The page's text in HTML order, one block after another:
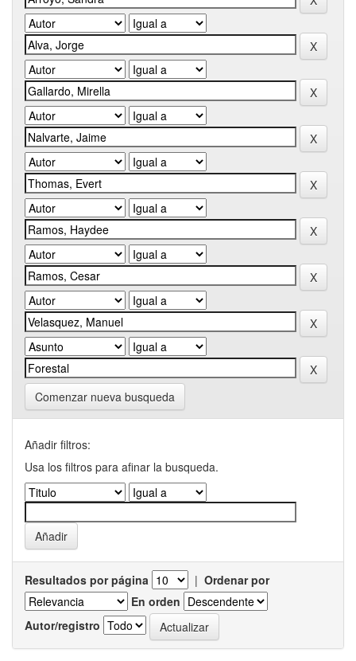
Comenzar nueva busqueda
Añadir filtros:
Usa los filtros para afinar la busqueda.
Resultados por página | Ordenar por
En orden
Autor/registro